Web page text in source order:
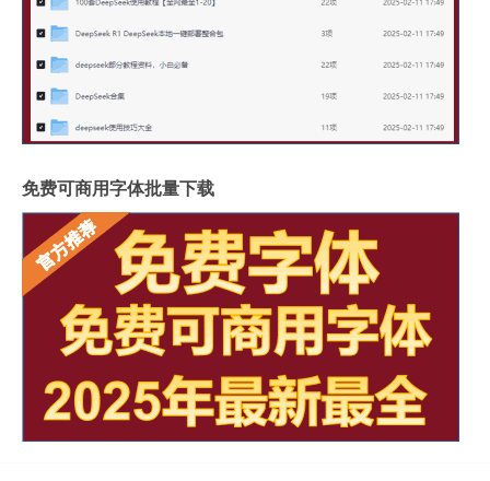
免费可商用字体批量下载